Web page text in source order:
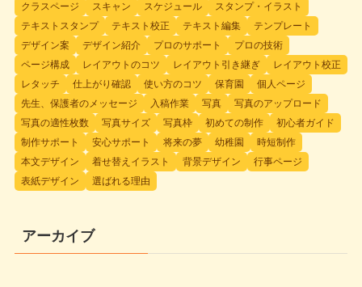
クラスページ
スキャン スケジュール
スタンプ・イラスト
テキストスタンプ
テキスト校正 テキスト編集
テンプレート
デザイン案
デザイン紹介 プロのサポート
プロの技術
ページ構成
レイアウトのコツ レイアウト引き継ぎ
レイアウト校正
レタッチ
仕上がり確認 使い方のコツ 保育園
個人ページ
先生、保護者のメッセージ
入稿作業 写真
写真のアップロード
写真の適性枚数
写真サイズ 写真枠 初めての制作
初心者ガイド
制作サポート
安心サポート 将来の夢 幼稚園
時短制作
本文デザイン
着せ替えイラスト 背景デザイン
行事ページ
表紙デザイン
選ばれる理由
アーカイブ